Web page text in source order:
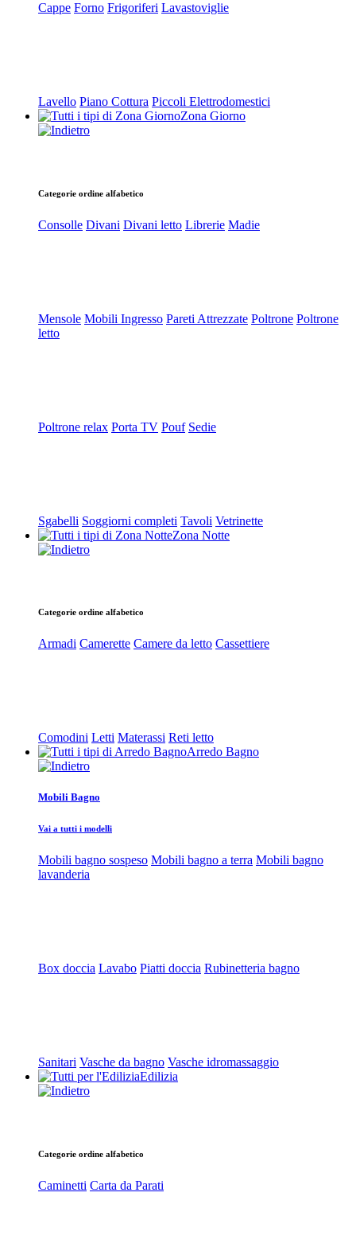
Cappe Forno Frigoriferi Lavastoviglie
Lavello Piano Cottura Piccoli Elettrodomestici
Zona Giorno
Categorie ordine alfabetico
Consolle Divani Divani letto Librerie Madie
Mensole Mobili Ingresso Pareti Attrezzate Poltrone Poltrone
letto
Poltrone relax Porta TV Pouf Sedie
Sgabelli Soggiorni completi Tavoli Vetrinette
Zona Notte
Categorie ordine alfabetico
Armadi Camerette Camere da letto Cassettiere
Comodini Letti Materassi Reti letto
Arredo Bagno
Mobili Bagno
Vai a tutti i modelli
Mobili bagno sospeso Mobili bagno a terra Mobili bagno
lavanderia
Box doccia Lavabo Piatti doccia Rubinetteria bagno
Sanitari Vasche da bagno Vasche idromassaggio
Edilizia
Categorie ordine alfabetico
Caminetti Carta da Parati